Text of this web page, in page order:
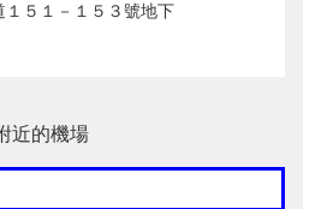
１５１－１５３號地下
近的機場